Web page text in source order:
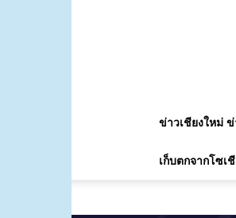
ข่าวเชียงใหม่
เก็บตกจากโซเ